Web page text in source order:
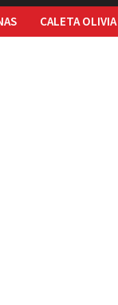
CALETA OLIVIA